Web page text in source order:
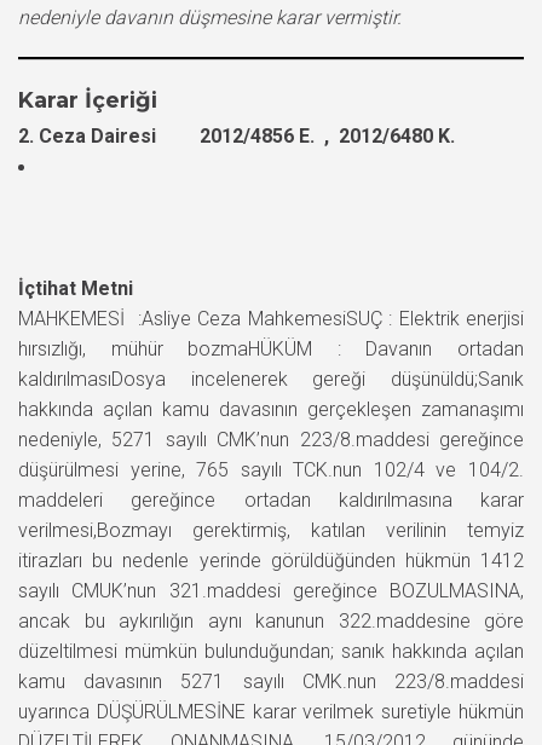
nedeniyle davanın düşmesine karar vermiştir.
Karar İçeriği
2. Ceza Dairesi 2012/4856 E. , 2012/6480 K.
İçtihat Metni
MAHKEMESİ :Asliye Ceza MahkemesiSUÇ : Elektrik enerjisi
hırsızlığı, mühür bozmaHÜKÜM : Davanın ortadan
kaldırılmasıDosya incelenerek gereği düşünüldü;Sanık
hakkında açılan kamu davasının gerçekleşen zamanaşımı
nedeniyle, 5271 sayılı CMK’nun 223/8.maddesi gereğince
düşürülmesi yerine, 765 sayılı TCK.nun 102/4 ve 104/2.
maddeleri gereğince ortadan kaldırılmasına karar
verilmesi,Bozmayı gerektirmiş, katılan verilinin temyiz
itirazları bu nedenle yerinde görüldüğünden hükmün 1412
sayılı CMUK’nun 321.maddesi gereğince BOZULMASINA,
ancak bu aykırılığın aynı kanunun 322.maddesine göre
düzeltilmesi mümkün bulunduğundan; sanık hakkında açılan
kamu davasının 5271 sayılı CMK.nun 223/8.maddesi
uyarınca DÜŞÜRÜLMESİNE karar verilmek suretiyle hükmün